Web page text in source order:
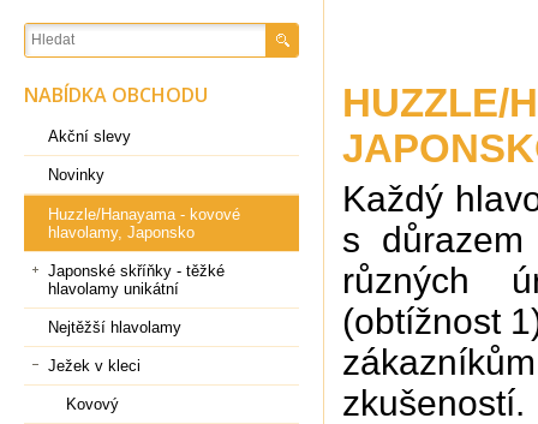
HUZZLE/
Každý
s
různých
(obtížnost
zkušeností.
NABÍDKA OBCHODU
Akční slevy
Novinky
Huzzle/Hanayama - kovové
hlavolamy, Japonsko
Japonské skříňky - těžké
hlavolamy unikátní
Nejtěžší hlavolamy
Ježek v kleci
Kovový